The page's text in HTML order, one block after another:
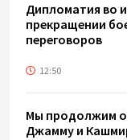
Дипломатия во
прекращении
переговоров
12:50
Мы продолжим
Джамму и